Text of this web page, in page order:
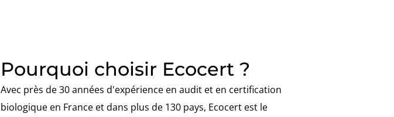
Pourquoi choisir Ecocert ?
Avec près de 30 années d'expérience en audit et en certification
biologique en France et dans plus de 130 pays, Ecocert est le